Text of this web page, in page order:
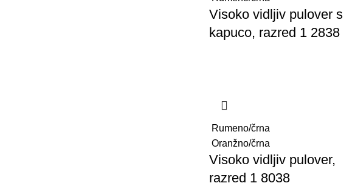
Visoko vidljiv pulover s
kapuco, razred 1 2838
Rumeno/črna
Oranžno/črna
Visoko vidljiv pulover,
razred 1 8038